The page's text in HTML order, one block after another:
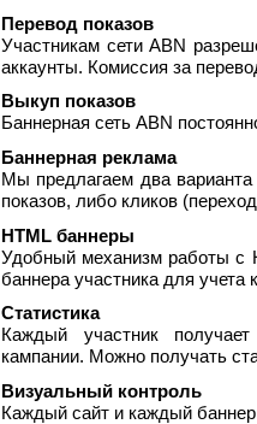
Перевод показов
Участникам сети ABN
аккаунты. Комиссия за
Выкуп показов
Баннерная сеть ABN
Баннерная реклама
Мы предлагаем два
показов, либо кликов
HTML баннеры
Удобный механизм работы с
баннера участника для
Статистика
Каждый участник
кампании. Можно получать
Визуальный контроль
Каждый сайт и каждый